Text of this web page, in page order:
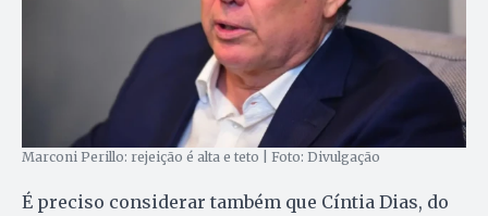
Marconi Perillo: rejeição é alta e teto | Foto: Divulgação
É preciso considerar também que Cíntia Dias, do